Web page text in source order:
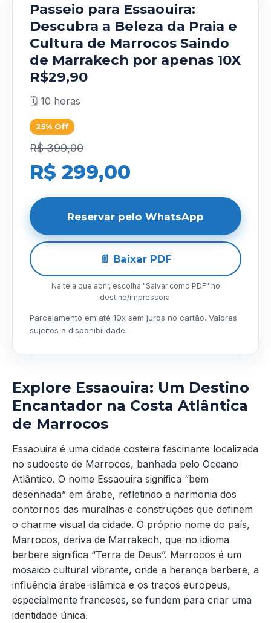
Passeio para Essaouira:
Descubra a Beleza da Praia e
Cultura de Marrocos Saindo
de Marrakech por apenas 10X
R$29,90
🗓️ 10 horas
25% Off
R$ 399,00
R$ 299,00
Reservar pelo WhatsApp
📄 Baixar PDF
Na tela que abrir, escolha "Salvar como PDF" no
destino/impressora.
Parcelamento em até 10x sem juros no cartão. Valores
sujeitos a disponibilidade.
Explore Essaouira: Um Destino
Encantador na Costa Atlântica
de Marrocos
Essaouira é uma cidade costeira fascinante localizada
no sudoeste de Marrocos, banhada pelo Oceano
Atlântico. O nome Essaouira significa “bem
desenhada” em árabe, refletindo a harmonia dos
contornos das muralhas e construções que definem
o charme visual da cidade. O próprio nome do país,
Marrocos, deriva de Marrakech, que no idioma
berbere significa “Terra de Deus”. Marrocos é um
mosaico cultural vibrante, onde a herança berbere, a
influência árabe-islâmica e os traços europeus,
especialmente franceses, se fundem para criar uma
identidade única.